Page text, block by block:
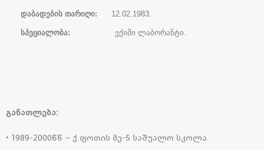
დაბადების თარიღი: 12.02.1983.
სპეციალობა: ექიმი ლაბორანტი.
განათლება:
• 1989-2000წწ – ქ.ფოთის მე-5 საშუალო სკოლა.